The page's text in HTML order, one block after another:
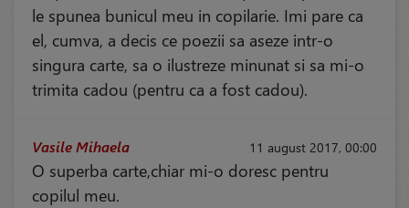
le spunea bunicul meu in copilarie. Imi pare ca
el, cumva, a decis ce poezii sa aseze intr-o
singura carte, sa o ilustreze minunat si sa mi-o
trimita cadou (pentru ca a fost cadou).
11 august 2017, 00:00
Vasile Mihaela
O superba carte,chiar mi-o doresc pentru
copilul meu.